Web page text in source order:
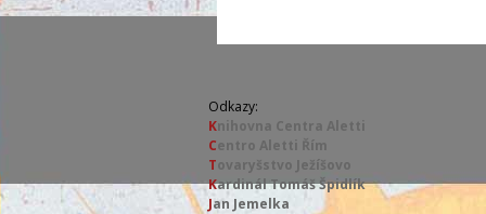
Odkazy:
Knihovna Centra Aletti
Centro Aletti Řím
Tovaryšstvo Ježíšovo
Kardinál Tomáš Špidlík
Jan Jemelka